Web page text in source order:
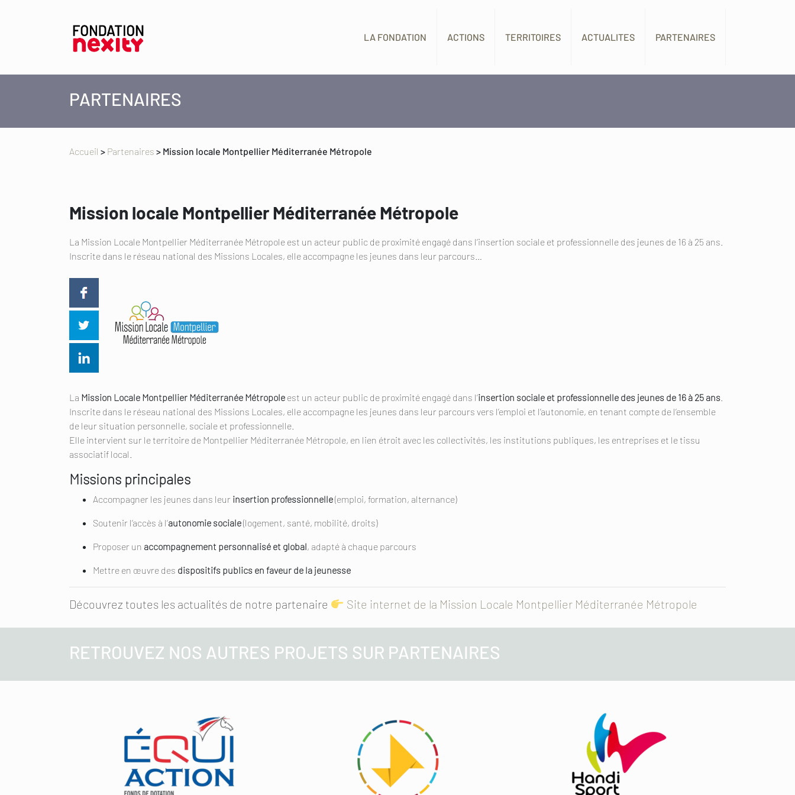
LA FONDATION ACTIONS TERRITOIRES ACTUALITES PARTENAIRES
PARTENAIRES
Accueil > Partenaires > Mission locale Montpellier Méditerranée Métropole
Mission locale Montpellier Méditerranée Métropole
La Mission Locale Montpellier Méditerranée Métropole est un acteur public de proximité engagé dans l’insertion sociale et professionnelle des jeunes de 16 à 25 ans.
Inscrite dans le réseau national des Missions Locales, elle accompagne les jeunes dans leur parcours…
La Mission Locale Montpellier Méditerranée Métropole est un acteur public de proximité engagé dans l’insertion sociale et professionnelle des jeunes de 16 à 25 ans
Inscrite dans le réseau national des Missions Locales, elle accompagne les jeunes dans leur parcours vers l’emploi et l’autonomie, en tenant compte de l’ensemble
de leur situation personnelle, sociale et professionnelle.
Elle intervient sur le territoire de Montpellier Méditerranée Métropole, en lien étroit avec les collectivités, les institutions publiques, les entreprises et le tissu
associatif local.
Missions principales
Accompagner les jeunes dans leur insertion professionnelle(emploi, formation, alternance)
Soutenir l’accès à l’autonomie sociale(logement, santé, mobilité, droits)
Proposer un accompagnement personnalisé et global, adapté à chaque parcours
Mettre en œuvre des dispositifs publics en faveur de la jeunesse
Découvrez toutes les actualités de notre partenaire Site internet de la Mission Locale Montpellier Méditerranée Métropole
RETROUVEZ NOS AUTRES PROJETS SUR PARTENAIRES